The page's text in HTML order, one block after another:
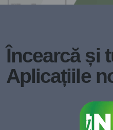
Încearcă și
Aplicațiile